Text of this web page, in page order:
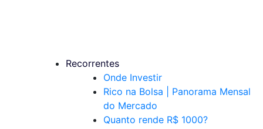
Recorrentes
Onde Investir
Rico na Bolsa | Panorama Mensal
do Mercado
Quanto rende R$ 1000?